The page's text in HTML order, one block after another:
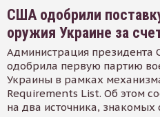
США одобрили
оружия Украине за
Администрация
одобрила первую партию
Украины в рамках
Requirements List. Об этом
на два источника, знакомых